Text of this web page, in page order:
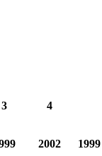
3 4
2002 1999